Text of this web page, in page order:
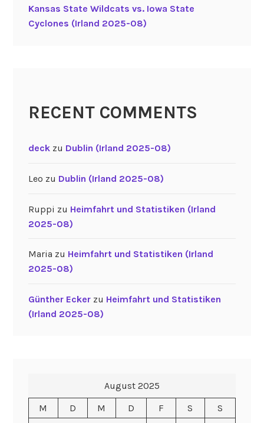
Kansas State Wildcats vs. Iowa State
Cyclones (Irland 2025-08)
RECENT COMMENTS
deckzu Dublin (Irland 2025-08)
Leo zu Dublin (Irland 2025-08)
Ruppi zu Heimfahrt und Statistiken (Irland
2025-08)
Maria zu Heimfahrt und Statistiken (Irland
2025-08)
Günther Eckerzu Heimfahrt und Statistiken
(Irland 2025-08)
August 2025
M
D M D F S
S